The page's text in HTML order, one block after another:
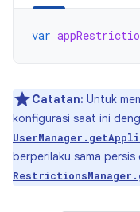
var
Catatan: Untuk
konfigurasi saat ini
berperilaku sama persis